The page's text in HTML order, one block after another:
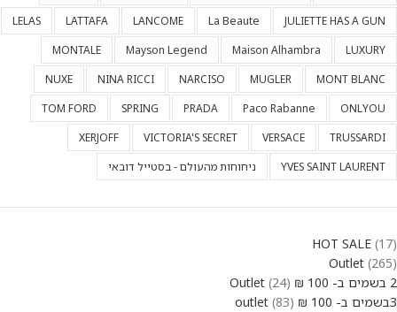
JULIETTE HAS A GUN
La Beaute
LANCOME
LATTAFA
LELAS
LUXURY
Maison Alhambra
Mayson Legend
MONTALE
MONT BLANC
MUGLER
NARCISO
NINA RICCI
NUXE
ONLYOU
Paco Rabanne
PRADA
SPRING
TOM FORD
TRUSSARDI
VERSACE
VICTORIA'S SECRET
XERJOFF
YVES SAINT LAURENT
ניחוחות מהעולם - בסטייל דובאי
HOT SALE 17
Outlet 265
2 בשמים ב- 100 ₪ Outlet
24
3בשמים ב- 100 ₪ outlet
83